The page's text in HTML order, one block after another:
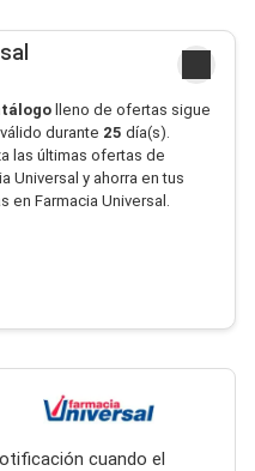
lleno de ofertas sigue
durante 25 día(s).
las últimas ofertas de
Universal y ahorra en tus
en Farmacia Universal.
cuando el